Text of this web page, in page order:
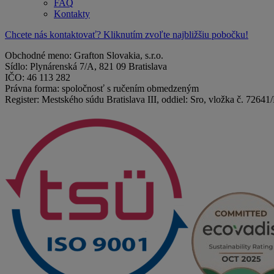
FAQ
Kontakty
Chcete nás kontaktovať? Kliknutím zvoľte najbližšiu pobočku!
Obchodné meno: Grafton Slovakia, s.r.o.
Sídlo: Plynárenská 7/A, 821 09 Bratislava
IČO: 46 113 282
Právna forma: spoločnosť s ručením obmedzeným
Register: Mestského súdu Bratislava III, oddiel: Sro, vložka č.